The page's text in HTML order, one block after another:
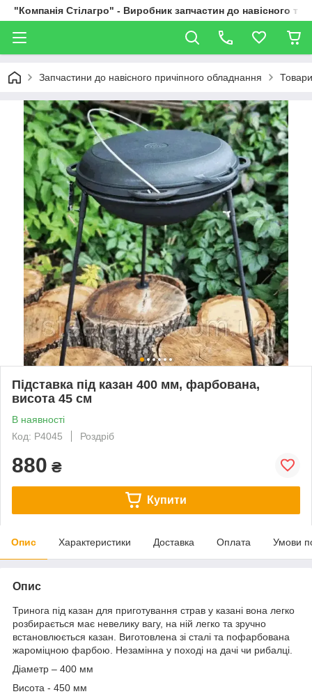
"Компанія Стілагро" - Виробник запчастин до навісного та
Запчастини до навісного причіпного обладнання
Підставка під казан 400 мм, фарбована,
висота 45 см
В наявності
Код: Р4045
Роздріб
880 ₴
Купити
Опис Характеристики Доставка Оплата Умови
Опис
Тринога під казан для приготування страв у казані вона легко
розбирається має невелику вагу, на ній легко та зручно
встановлюється казан. Виготовлена ​​зі сталі та пофарбована
жароміцною фарбою. Незамінна у поході на дачі чи рибалці.
Діаметр – 400 мм
Висота - 450 мм